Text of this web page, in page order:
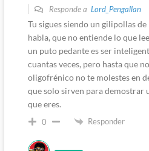
Responde a Lord_Pengallan
Tu sigues siendo un gilipollas
habla, que no entiende lo que
un puto pedante es ser
cuantas veces, pero hasta que
oligofrénico no te molestes en
que solo sirven para demostrar
que eres.
0 Responder